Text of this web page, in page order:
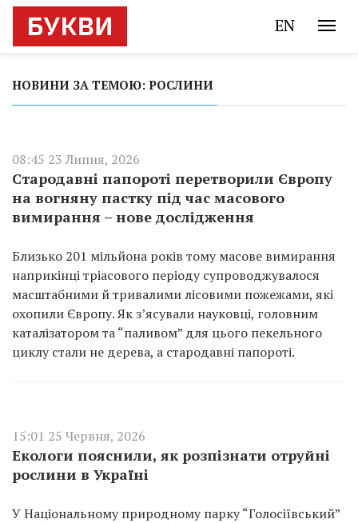
EN
НОВИНИ ЗА ТЕМОЮ: РОСЛИНИ
08:45 23 Липня, 2026
Стародавні папороті перетворили Європу
на вогняну пастку під час масового
вимирання – нове дослідження
Близько 201 мільйона років тому масове вимирання
наприкінці тріасового періоду супроводжувалося
масштабними й тривалими лісовими пожежами, які
охопили Європу. Як з’ясували науковці, головним
каталізатором та “паливом” для цього пекельного
циклу стали не дерева, а стародавні папороті.
15:01 25 Червня, 2026
Екологи пояснили, як розпізнати отруйні
рослини в Україні
У Національному природному парку “Голосіївський”